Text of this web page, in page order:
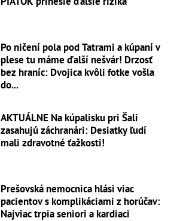
Po ničení pola pod Tatrami a kúpaní v
plese tu máme ďalší nešvár! Drzosť
bez hraníc: Dvojica kvôli fotke vošla
do...
AKTUÁLNE Na kúpalisku pri Šali
zasahujú záchranári: Desiatky ľudí
mali zdravotné ťažkosti!
Prešovská nemocnica hlási viac
pacientov s komplikáciami z horúčav:
Najviac trpia seniori a kardiaci